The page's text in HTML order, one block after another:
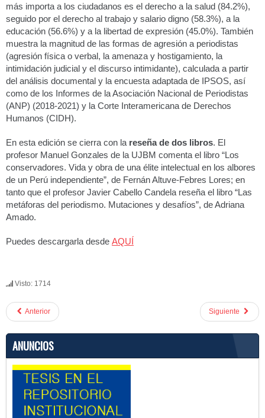
más importa a los ciudadanos es el derecho a la salud (84.2%),
seguido por el derecho al trabajo y salario digno (58.3%), a la
educación (56.6%) y a la libertad de expresión (45.0%). También
muestra la magnitud de las formas de agresión a periodistas
(agresión física o verbal, la amenaza y hostigamiento, la
intimidación judicial y el discurso intimidante), calculada a partir
del análisis documental y la encuesta adaptada de IPSOS, así
como de los Informes de la Asociación Nacional de Periodistas
(ANP) (2018-2021) y la Corte Interamericana de Derechos
Humanos (CIDH).
En esta edición se cierra con la reseña de dos libros. El
profesor Manuel Gonzales de la UJBM comenta el libro “Los
conservadores. Vida y obra de una élite intelectual en los albores
de un Perú independiente”, de Fernán Altuve-Febres Lores; en
tanto que el profesor Javier Cabello Candela reseña el libro “Las
metáforas del periodismo. Mutaciones y desafíos”, de Adriana
Amado.
Puedes descargarla desde AQUÍ
Visto: 1714
Anterior Siguiente
ANUNCIOS